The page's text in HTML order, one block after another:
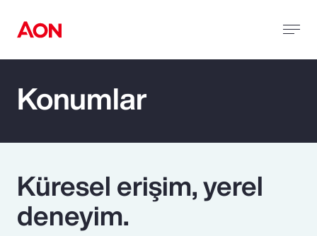
Konumlar
Küresel erişim, yerel
deneyim.